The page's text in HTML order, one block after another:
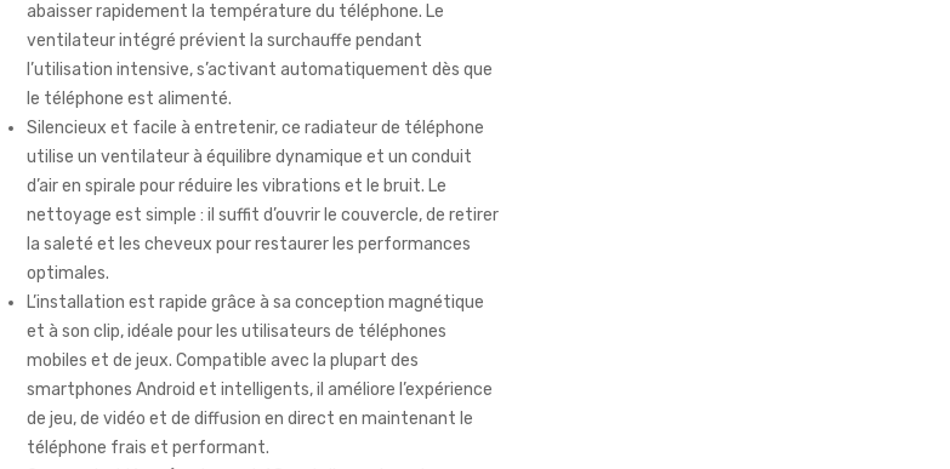
abaisser rapidement la température du téléphone. Le
ventilateur intégré prévient la surchauffe pendant
l’utilisation intensive, s’activant automatiquement dès que
le téléphone est alimenté.
Silencieux et facile à entretenir, ce radiateur de téléphone
utilise un ventilateur à équilibre dynamique et un conduit
d’air en spirale pour réduire les vibrations et le bruit. Le
nettoyage est simple : il suffit d’ouvrir le couvercle, de retirer
la saleté et les cheveux pour restaurer les performances
optimales.
L’installation est rapide grâce à sa conception magnétique
et à son clip, idéale pour les utilisateurs de téléphones
mobiles et de jeux. Compatible avec la plupart des
smartphones Android et intelligents, il améliore l’expérience
de jeu, de vidéo et de diffusion en direct en maintenant le
téléphone frais et performant.